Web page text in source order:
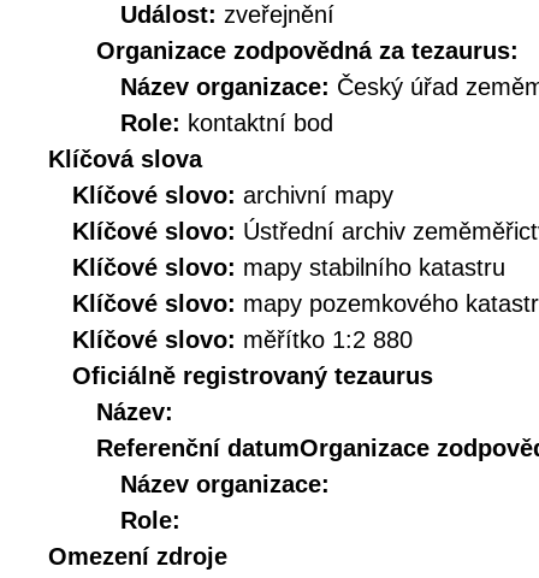
Událost: zveřejnění
Organizace zodpovědná za tezaurus:
Název organizace: Český úřad
Role: kontaktní bod
Klíčová slova
Klíčové slovo: archivní mapy
Klíčové slovo: Ústřední archiv
Klíčové slovo: mapy stabilního katastru
Klíčové slovo: mapy pozemkového
Klíčové slovo: měřítko 1:2 880
Oficiálně registrovaný tezaurus
Název:
Referenční datumOrganizace
Název organizace:
Role:
Omezení zdroje